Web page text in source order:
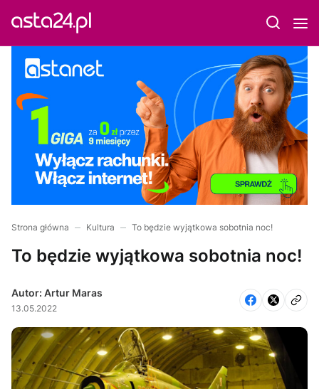
Strona główna Kultura To będzie wyjątkowa sobotnia noc!
To będzie wyjątkowa sobotnia noc!
Autor: Artur Maras
13.05.2022